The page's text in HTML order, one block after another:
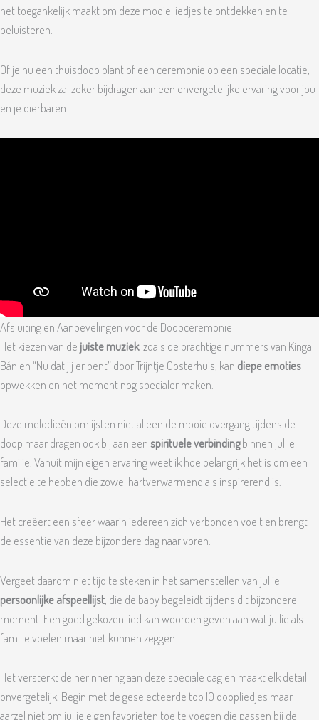
het toegankelijk maakt om deze mooie liedjes te ontdekken en te
beluisteren.
Of je nu een thuisdoop plant of een ceremonie op een speciale locatie,
deze muziek zal zeker bijdragen aan een onvergetelijke ervaring voor jou
en je dierbaren.
Afsluiting en Aanbevelingen voor de Doopceremonie
Het kiezen van de juiste muziek, zoals de prachtige nummers van Kinga
Bán en “Nu dat jij er bent” door Trijntje Oosterhuis, kan diepe emoties
opwekken en het moment nog specialer maken.
Deze melodieën omlijsten niet alleen de mooie overgang tijdens de
doop maar dragen ook bij aan eenspirituele verbindingbinnen jullie
familie. Vanuit mijn eigen ervaring weet ik hoe belangrijk het is om een
selectie te hebben die zowel hartverwarmend als inspirerend is.
Het creëert een sfeer waarin iedereen zich verbonden voelt en brengt
de essentie van deze bijzondere dag naar voren.
Vergeet daarom niet tijd te steken in het samenstellen van jullie
persoonlijke afspeellijst, die de baby begeleidt tijdens dit bijzondere
moment. Een goed gekozen lied kan woorden geven aan wat jullie als
familie voelen maar niet kunnen zeggen.
Het versterkt de herinnering aan deze speciale dag en maakt elk detail
onvergetelijk. Begin met de geselecteerde top 10 doopliedjes maar
aarzel niet om jullie eigen favorieten toe te voegen die passen bij de